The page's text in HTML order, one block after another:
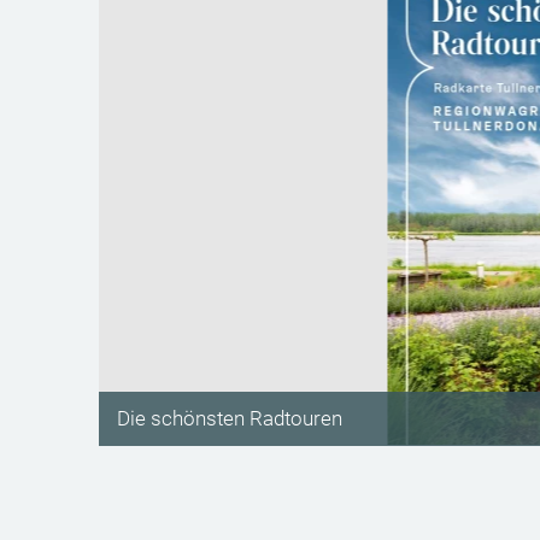
Die schönsten Radtouren